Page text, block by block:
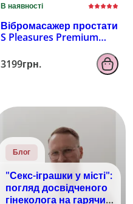
В наявності
Вібромасажер простати
S Pleasures Premium
рельєфом, 10 режимів
вібрації
3199грн.
Блог
"Секс-іграшки у місті":
погляд досвідченого
гінеколога на гарячий